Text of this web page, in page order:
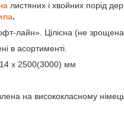
листяних і хвойних порід
.
лайн». Цілісна (не
в асортименті.
х 2500(3000) мм
на висококласному